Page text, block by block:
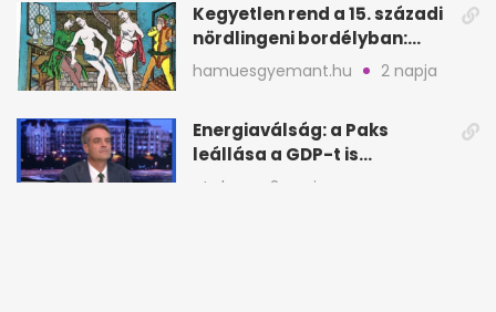
Kegyetlen rend a 15. századi
nördlingeni bordélyban:
verés, éheztetés
hamuesgyemant.hu 2 napja
Energiaválság: a Paks
leállása a GDP-t is
megütheti, int az
atv.hu 2 napja